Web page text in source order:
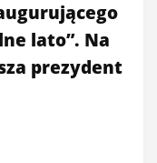
lato”. Na
prezydent